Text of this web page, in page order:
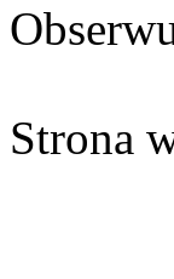
Strona